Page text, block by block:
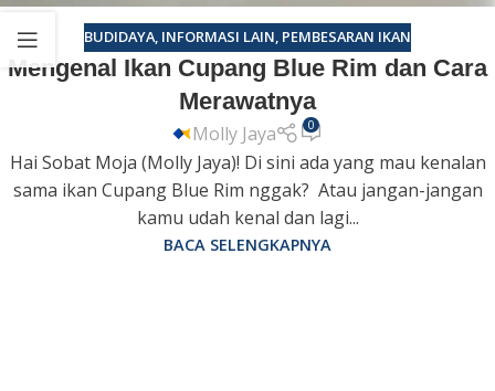
BUDIDAYA, INFORMASI LAIN, PEMBESARAN IKAN
Mengenal Ikan Cupang Blue Rim dan Cara
Merawatnya
Molly Jaya 0
Hai Sobat Moja (Molly Jaya)! Di sini ada yang mau kenalan
sama ikan Cupang Blue Rim nggak? Atau jangan-jangan
kamu udah kenal dan lagi...
BACA SELENGKAPNYA